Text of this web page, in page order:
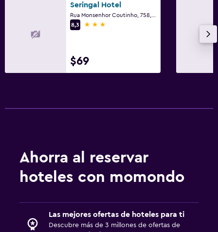
Seringal Hotel
8,3
3 estrellas
$69
Ahorra al reservar
hoteles con momondo
Las mejores ofertas de hoteles para ti
Descubre más de 3 millones de ofertas de